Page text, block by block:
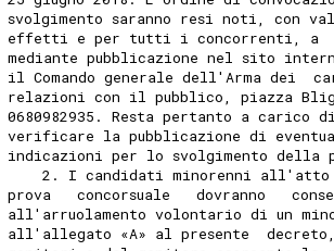
svolgimento saranno resi noti,
effetti e per tutti i concorrenti, a
mediante pubblicazione nel sito
il Comando generale dell'Arma dei
relazioni con il pubblico, piazza
0680982935. Resta pertanto a carico
verificare la pubblicazione di
indicazioni per lo svolgimento della
2. I candidati minorenni
prova   concorsuale   dovranno
all'arruolamento volontario di un
all'allegato «A» al presente